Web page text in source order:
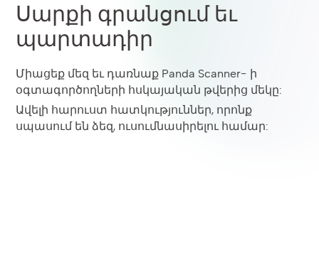
Սարքի գրանցում եւ
պարտադիր
Միացեք մեզ եւ դառնաք Panda Scanner- ի
օգտագործողների հսկայական թվերից մեկը:
Ավելի հարուստ հատկություններ, որոնք
սպասում են ձեզ, ուսումնասիրելու համար: